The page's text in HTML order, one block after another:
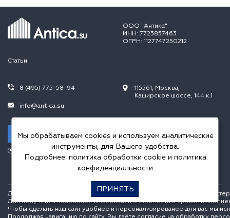
ООО "Антика"
ИНН: 7723857463
ОГРН: 1127747250212
Статьи
8 (495) 775-58-94
info@antica.su
Заказать звонок
115561, Москва,
Каширское шоссе, 144 к.1
Пн.-Пт. 10.00-20.00,
Сб.-Вс. 10.00-18.00
Данный интернет сайт носит исключительно информационный
Для получения подробной информации о стоимости и сроках
Чтобы сделать наш сайт удобнее и персонализированее для вас мы
Мы обрабатываем cookies и используем аналитические
инструменты, для Вашего удобства.
Подробнее: политика обработки cookieи политика
конфиденциальности
ПРИНЯТЬ